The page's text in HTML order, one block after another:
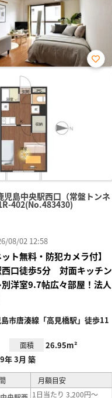
児島中央駅西口（常盤トンネ
402(No.483430)
お気
08/02 12:58
ット無料・防犯カメラ付】
西口徒歩5分 対面キッチン
洋室9.7帖広々部屋！法人
市唐湊線「高見橋駅」徒歩11
面積 26.95m²
年 3月 築
月額目安
1日当たり 3,200円～